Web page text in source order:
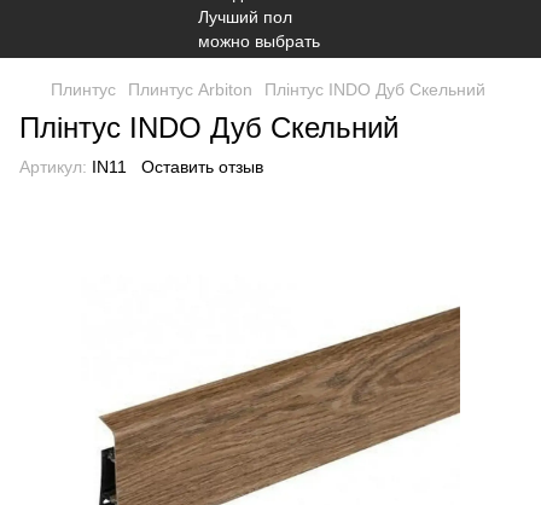
Плинтус Плинтус Arbiton Плінтус INDO Дуб Скельний
Плінтус INDO Дуб Скельний
Артикул: IN11 Оставить отзыв